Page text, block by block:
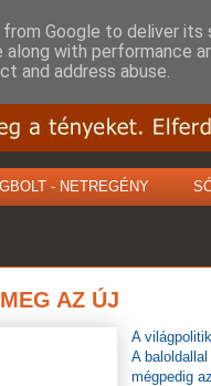
- NETREGÉNY
AZ ÚJ
A
A
mégpedig
Google to deliver its
along with performance
and address abuse.